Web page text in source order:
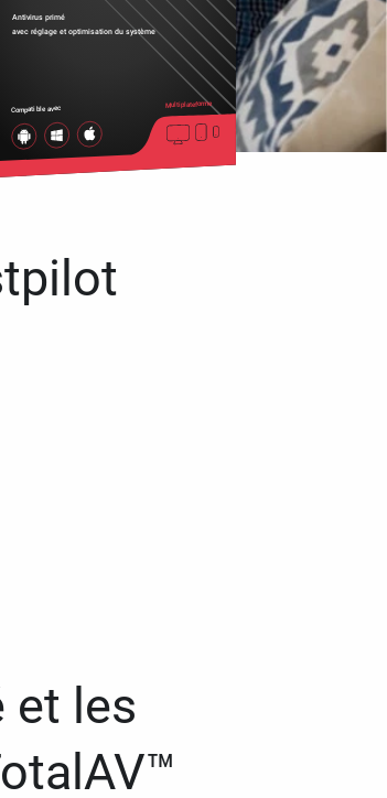
Antivirus primé
avec réglage et optimisation du système
Compatible avec Multiplateforme
et les